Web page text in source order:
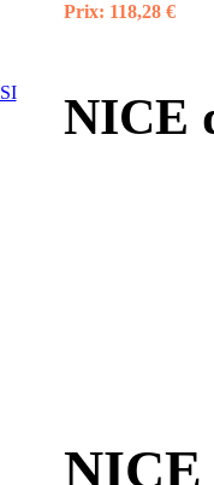
Prix: 118,28 €
NICE
NICE